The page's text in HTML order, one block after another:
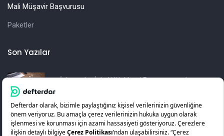
Mali Müşavir Başvurusu
Paketler
Son Yazılar
İşletmeler İçin Yıllık Vergi Beyannamesi
KOSGEB Girişimcilik Desteği Nedir? Nasıl Alınır?